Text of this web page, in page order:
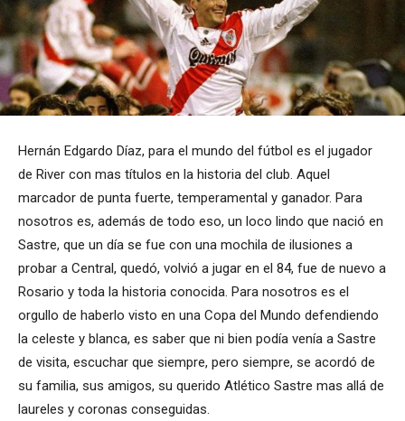
Hernán Edgardo Díaz, para el mundo del fútbol es el jugador
de River con mas títulos en la historia del club. Aquel
marcador de punta fuerte, temperamental y ganador. Para
nosotros es, además de todo eso, un loco lindo que nació en
Sastre, que un día se fue con una mochila de ilusiones a
probar a Central, quedó, volvió a jugar en el 84, fue de nuevo a
Rosario y toda la historia conocida. Para nosotros es el
orgullo de haberlo visto en una Copa del Mundo defendiendo
la celeste y blanca, es saber que ni bien podía venía a Sastre
de visita, escuchar que siempre, pero siempre, se acordó de
su familia, sus amigos, su querido Atlético Sastre mas allá de
laureles y coronas conseguidas.